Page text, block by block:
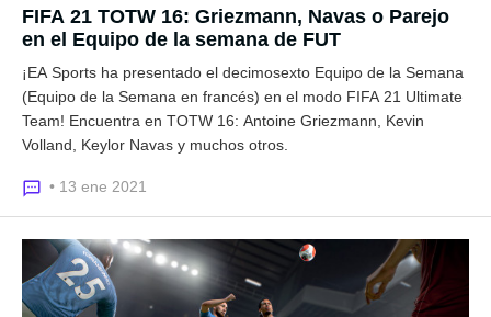
FIFA 21 TOTW 16: Griezmann, Navas o Parejo
en el Equipo de la semana de FUT
¡EA Sports ha presentado el decimosexto Equipo de la Semana
(Equipo de la Semana en francés) en el modo FIFA 21 Ultimate
Team! Encuentra en TOTW 16: Antoine Griezmann, Kevin
Volland, Keylor Navas y muchos otros.
• 13 ene 2021